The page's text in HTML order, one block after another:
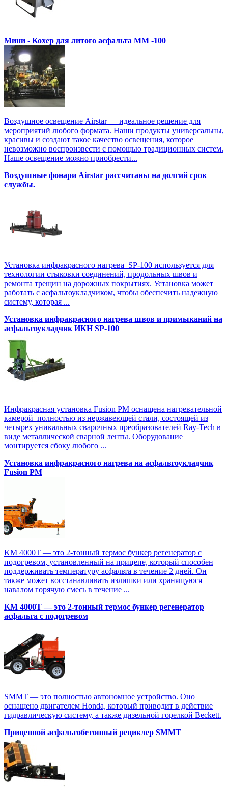
Мини - Кохер для литого асфальта MM -100
Воздушное освещение Airstar — идеальное решение для
мероприятий любого формата. Наши продукты универсальны,
красивы и создают такое качество освещения, которое
невозможно воспроизвести с помощью традиционных систем.
Наше освещение можно приобрести...
Воздушные фонари Airstar рассчитаны на долгий срок
службы.
Установка инфракрасного нагрева SP-100 используется для
технологии стыковки соединений, продольных швов и
ремонта трещин на дорожных покрытиях. Установка может
работать с асфальтоукладчиком, чтобы обеспечить надежную
систему, которая ...
Установка инфракрасного нагрева швов и примыканий на
асфальтоукладчик ИКН SP-100
Инфракрасная установка Fusion PM оснащена нагревательной
камерой полностью из нержавеющей стали, состоящей из
четырех уникальных сварочных преобразователей Ray-Tech в
виде металлической сварной ленты. Оборудование
монтируется сбоку любого ...
Установка инфракрасного нагрева на асфальтоукладчик
Fusion PM
KM 4000T — это 2-тонный термос бункер регенератор с
подогревом, установленный на прицепе, который способен
поддерживать температуру асфальта в течение 2 дней. Он
также может восстанавливать излишки или хранящуюся
навалом горячую смесь в течение ...
KM 4000T — это 2-тонный термос бункер регенератор
асфальта с подогревом
SMMT — это полностью автономное устройство. Оно
оснащено двигателем Honda, который приводит в действие
гидравлическую систему, а также дизельной горелкой Beckett.
Прицепной асфальтобетонный рециклер SMMT